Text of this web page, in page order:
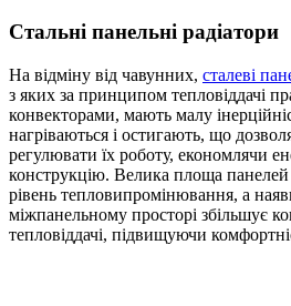
Стальні панельні радіатори
На відміну від чавунних, сталеві
з яких за принципом тепловіддачі
конвекторами, мають малу
нагріваються і остигають, що
регулювати їх роботу, економлячи
конструкцію. Велика площа панелей
рівень тепловипромінювання, а
міжпанельному просторі збільшує
тепловіддачі, підвищуючи